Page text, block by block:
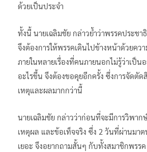
ด้วยเป็นประจำ
ทั้งนี้​ นายเฉลิมชัย​ กล่าวย้ำว่าพรรคประช
จึงต้องการให้พรรคเดินไปข้างหน้าด้วยควา
ภายในหลายเรื่องที่คนภายนอกไม่รู้ว่าเป็นอ
อะไรขึ้น จึงต้องขอคุยอีกครั้ง ซึ่งการจัดตัด
เหตุและผลมากกว่านี้
นายเฉลิมชัย​ กล่าวว่าก่อนที่จะมีการวิพาก
เหตุผล และข้อเท็จจริง ซึ่ง 2 วันที่ผ่านมาต
เยอะ​ จึงอยากถามสั้นๆ กับทั้งสมาชิกพรร